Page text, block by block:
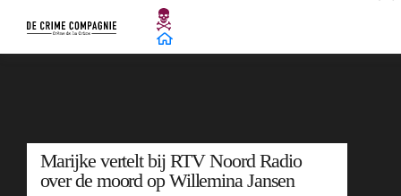
Marijke vertelt bij RTV Noord Radio
over de moord op Willemina Jansen